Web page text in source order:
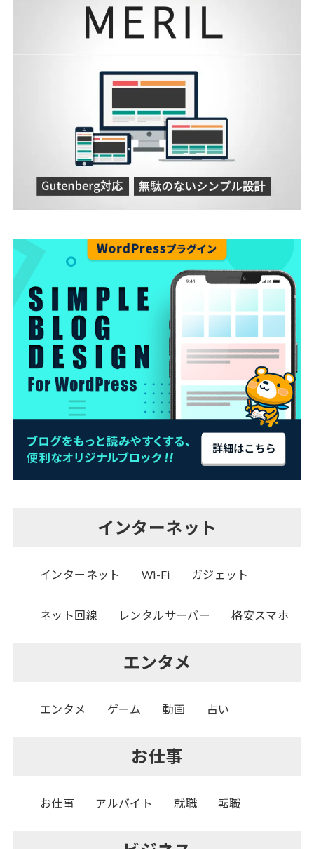
インターネット
インターネット Wi-Fi ガジェット
ネット回線 レンタルサーバー 格安スマホ
エンタメ
エンタメ ゲーム 動画 占い
お仕事
お仕事 アルバイト 就職 転職